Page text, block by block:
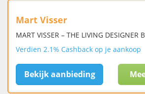
Mart Visser
MART VISSER – THE LIVING DESIGNER
Verdien 2.1% Cashback op je aankoop
Bekijk aanbieding